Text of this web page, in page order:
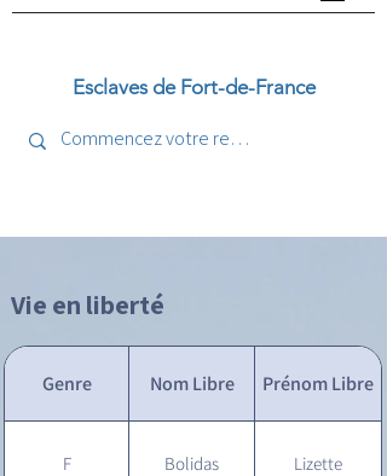
Esclaves de Fort-de-France
Vie en liberté
Genre Nom Libre Prénom Libre
F Bolidas Lizette